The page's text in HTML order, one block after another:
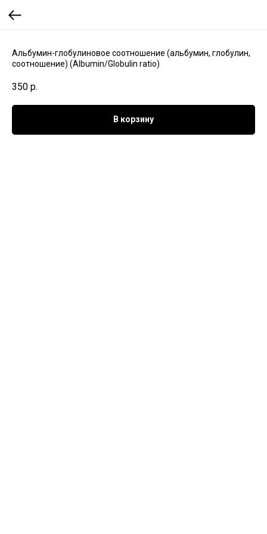
Альбумин-глобулиновое соотношение (альбумин, глобулин,
соотношение) (Albumin/Globulin ratio)
350 р.
В корзину